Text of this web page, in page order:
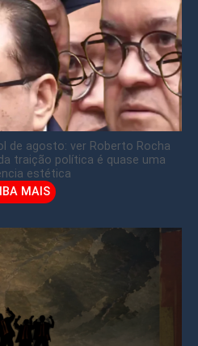
de agosto: ver Roberto Rocha
traição política é quase uma
estética
MAIS